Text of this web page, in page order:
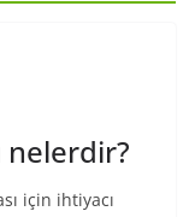
nelerdir?
için ihtiyacı